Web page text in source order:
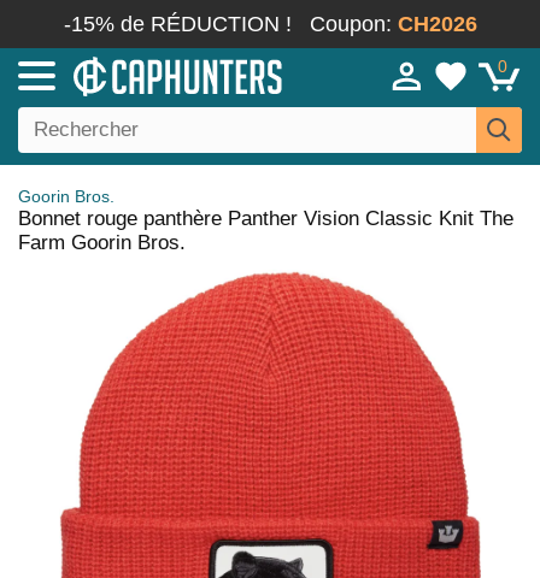
-15% de RÉDUCTION ! Coupon: CH2026
0
Goorin Bros.
Bonnet rouge panthère Panther Vision Classic Knit The
Farm Goorin Bros.